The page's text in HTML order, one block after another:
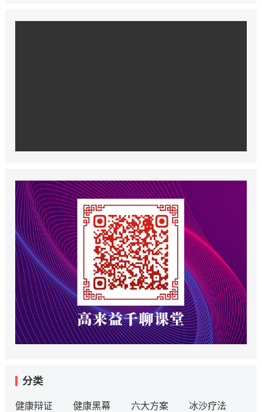
分类
健康辩证 健康黑幕 六大方案 冰沙疗法